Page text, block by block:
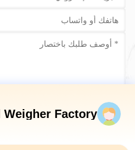
أرسلي
Weigher Factory